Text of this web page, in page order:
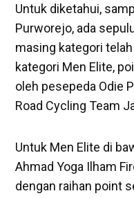
Untuk diketahui,
Purworejo, ada
masing kategori
kategori Men Elite,
oleh pesepeda Odie
Road Cycling Team
Untuk Men Elite di
Ahmad Yoga Ilham
dengan raihan point